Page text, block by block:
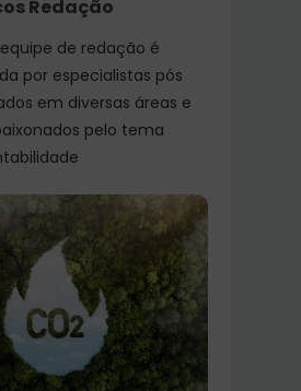
Redação
de redação é
por especialistas pós
em diversas áreas e
pelo tema